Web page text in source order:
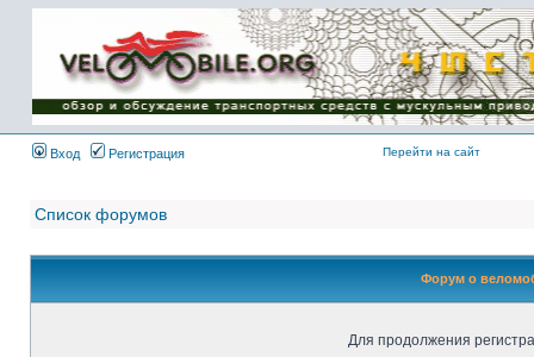
Имя пользователя:
Пароль:
{ LOG_ME_IN_SHORT
}
Вход
Регистрация Перейти на сайт
Список форумов
Форум о
Для продолжения